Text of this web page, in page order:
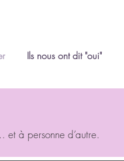
Ils nous ont dit "oui"
et à personne d’autre.